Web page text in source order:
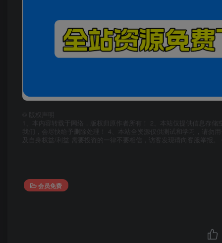
版权声明
1、本内容转载于网络，版权归原作者所有！ 2、本站仅提供信息存
我们，会尽快给予删除处理！ 4、本站全资源仅供测试和学习，请
及自身权益/利益 需要投资的一律不要相信，访客发现请向客服举报
会员免费